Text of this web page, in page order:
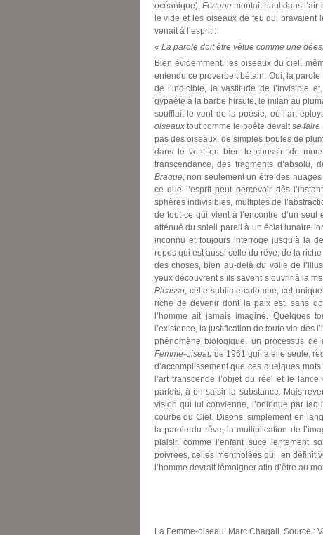
océanique), Fortune montait haut dans
le vide et les oiseaux de feu qui bravaient
venait à l’esprit :
« La parole doit être vêtue comme une
Bien évidemment, les oiseaux du ciel,
entendu ce proverbe tibétain. Oui, la
de l’indicible, la vastitude de l’invisible
gypaète à la barbe hirsute, le milan au
soufflait le vent de la poésie, où l’art
oiseauxtout comme le poète devaitse faire
pas des oiseaux, de simples boules de
dans le vent ou bien le coussin de
transcendance, des fragments d’absolu,
Braque, non seulement un être des
ce que l’esprit peut percevoir dès
sphères indivisibles, multiples de
de tout ce qui vient à l’encontre d’un
atténué du soleil pareil à un éclat lunaire
inconnu et toujours interroge jusqu’à la
repos qui est aussi celle du rêve, de la
des choses, bien au-delà du voile de
yeux découvrent s’ils savent s’ouvrir à la
Picasso, cette sublime colombe, cet
riche de devenir dont la paix est, sans
l’homme ait jamais imaginé. Quelques
l’existence, la justification de toute vie dès
phénomène biologique, un processus de
Femme-oiseaude 1961 qui, à elle seule,
d’accomplissement que ces quelques
l’art transcende l’objet du réel et le
parfois, à en saisir la substance. Mais
vision qui lui convienne, l’onirique par
courbe du Ciel. Disons, simplement en
la parole du rêve, la multiplication de
plaisir, comme l’enfant suce lentement
poivrées, celles mentholées qui, en
l’homme devrait témoigner afin d’être au
La Femme-oiseau. Marc Chagall. Source :